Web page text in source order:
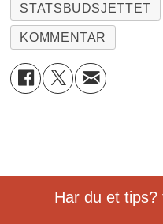
STATSBUDSJETTET
KOMMENTAR
Har du et tips?